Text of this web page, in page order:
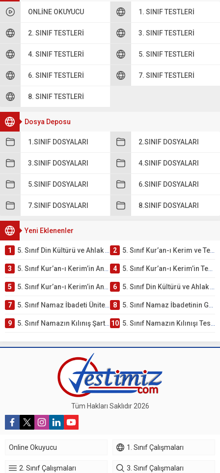
ONLINE OKUYUCU 1. SINIF TESTLERI
2. SINIF TESTLERI 3. SINIF TESTLERI
4. SINIF TESTLERI 5. SINIF TESTLERI
6. SINIF TESTLERI 7. SINIF TESTLERI
8. SINIF TESTLERI
Dosya Deposu
1.SINIF DOSYALARI 2.SINIF DOSYALARI
3.SINIF DOSYALARI 4.SINIF DOSYALARI
5.SINIF DOSYALARI 6.SINIF DOSYALARI
7.SINIF DOSYALARI 8.SINIF DOSYALARI
Yeni Eklenenler
1 5. Sınıf Din Kültürü ve Ahlak Bilgisi 2. Ünite: Kur’an-ı Kerim Çalışmaları 2 5. Sınıf Kur’an-ı Kerim ve Temel Özellikleri Testi – Online Çöz
3 5. Sınıf Kur’an-ı Kerim’in Ana Konuları Testi – Online Çöz 4 5. Sınıf Kur’an-ı Kerim’in Temel Özellikleri ve Önemi Testi – Online Çöz
5 5. Sınıf Kur’an-ı Kerim’in Anlamı ve Önemi Testi – Online Çöz 6 5. Sınıf Din Kültürü ve Ahlak Bilgisi 2. Ünite: Namaz İbadeti Çalışmaları
7 5. Sınıf Namaz İbadeti Ünite Testi – Online Çöz 8 5. Sınıf Namaz İbadetinin Getirdiği Faydalar Testi
9 5. Sınıf Namazın Kılınış Şartları Testi 10 5. Sınıf Namazın Kılınışı Testi – Online Çöz
Tüm Hakları Saklıdır 2026
Online Okuyucu 1. Sınıf Çalışmaları
2. Sınıf Çalışmaları 3. Sınıf Çalışmaları